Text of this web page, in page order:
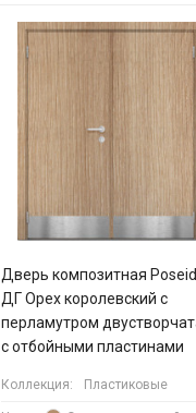
Дверь композитная
ДГ Орех королевский с
перламутром
с отбойными пластинами
Коллекция: Пластиковые